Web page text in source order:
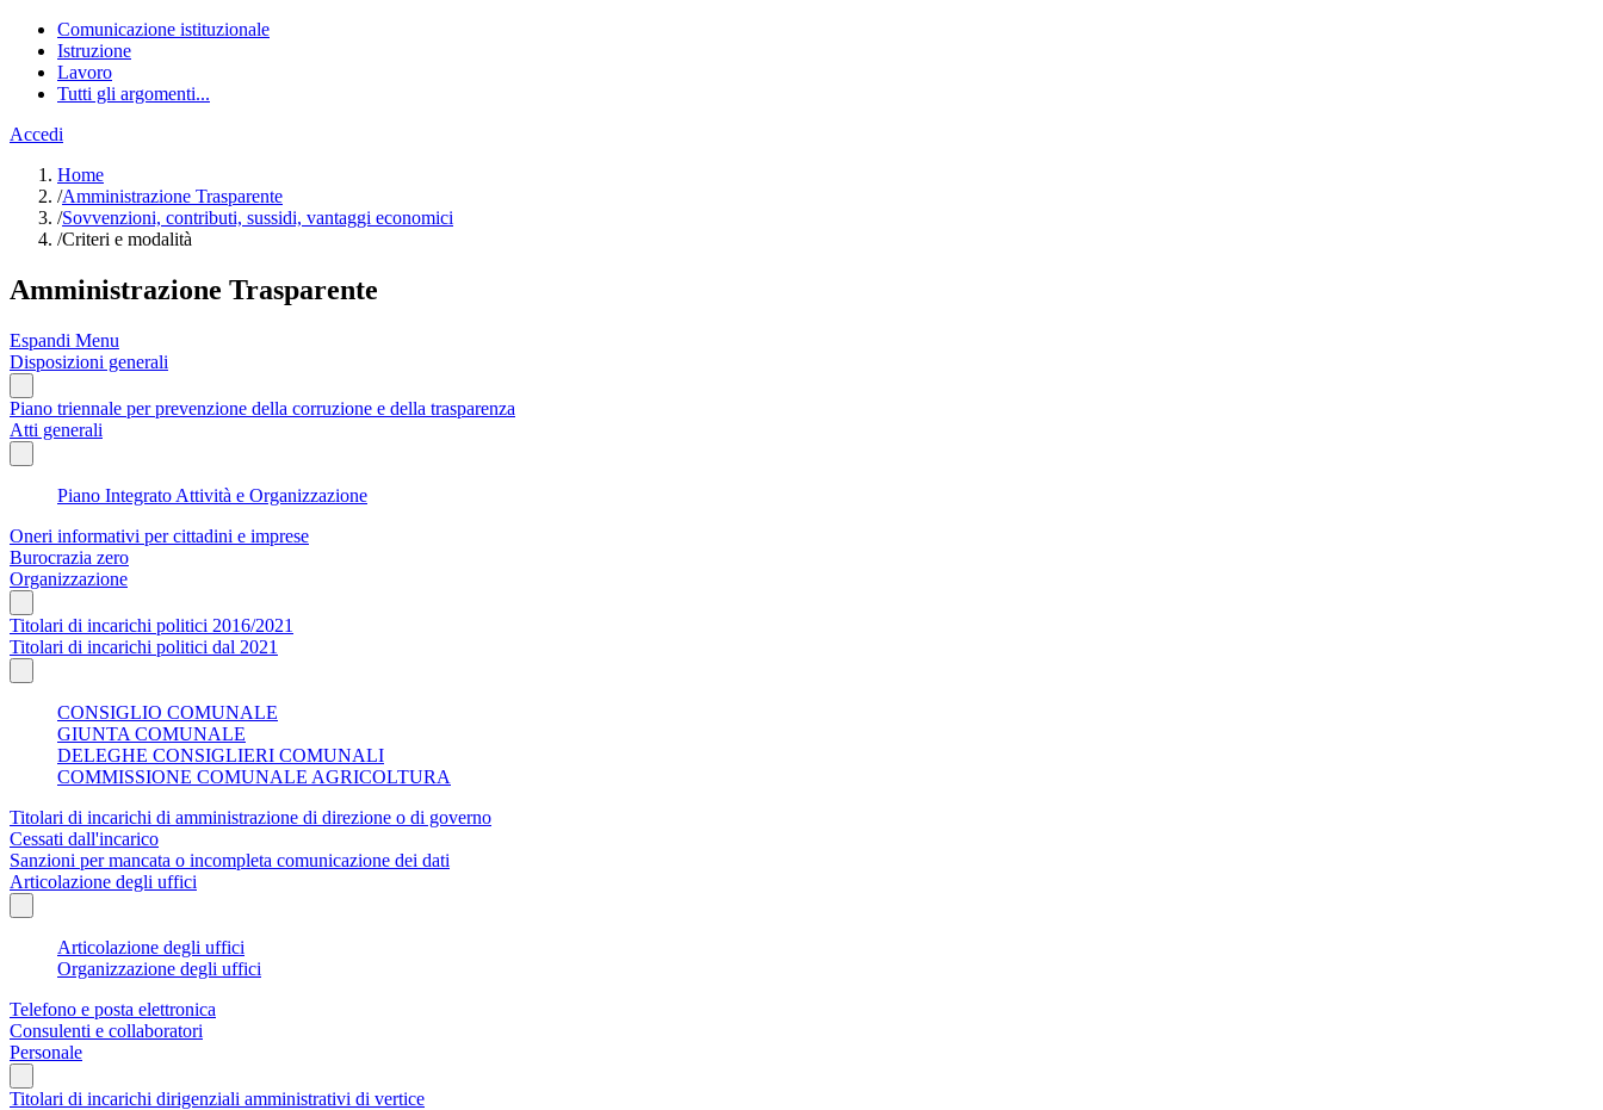
Comunicazione istituzionale
Istruzione
Lavoro
Tutti gli argomenti...
Accedi
Home
/Amministrazione Trasparente
/Sovvenzioni, contributi, sussidi, vantaggi economici
/Criteri e modalità
Amministrazione Trasparente
Espandi Menu
Disposizioni generali
Piano triennale per prevenzione della corruzione e della trasparenza
Atti generali
Piano Integrato Attività e Organizzazione
Oneri informativi per cittadini e imprese
Burocrazia zero
Organizzazione
Titolari di incarichi politici 2016/2021
Titolari di incarichi politici dal 2021
CONSIGLIO COMUNALE
GIUNTA COMUNALE
DELEGHE CONSIGLIERI COMUNALI
COMMISSIONE COMUNALE AGRICOLTURA
Titolari di incarichi di amministrazione di direzione o di governo
Cessati dall'incarico
Sanzioni per mancata o incompleta comunicazione dei dati
Articolazione degli uffici
Articolazione degli uffici
Organizzazione degli uffici
Telefono e posta elettronica
Consulenti e collaboratori
Personale
Titolari di incarichi dirigenziali amministrativi di vertice